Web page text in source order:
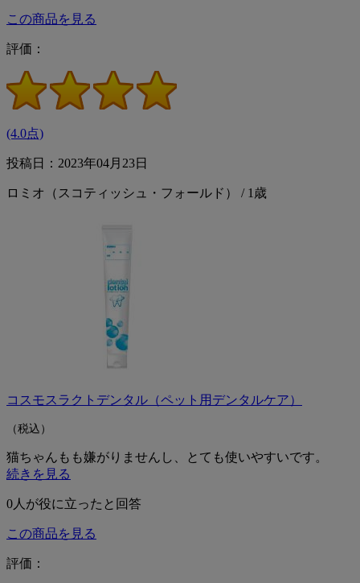
この商品を見る
評価：
(4.0点)
投稿日：2023年04月23日
ロミオ（スコティッシュ・フォールド） / 1歳
コスモスラクトデンタル（ペット用デンタルケア）
（税込）
猫ちゃんもも嫌がりませんし、とても使いやすいです。
続きを見る
0人が役に立ったと回答
この商品を見る
評価：